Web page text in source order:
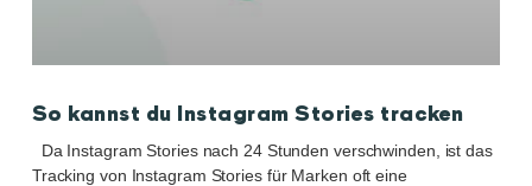
So kannst du Instagram Stories tracken
Da Instagram Stories nach 24 Stunden verschwinden, ist das
Tracking von Instagram Stories für Marken oft eine